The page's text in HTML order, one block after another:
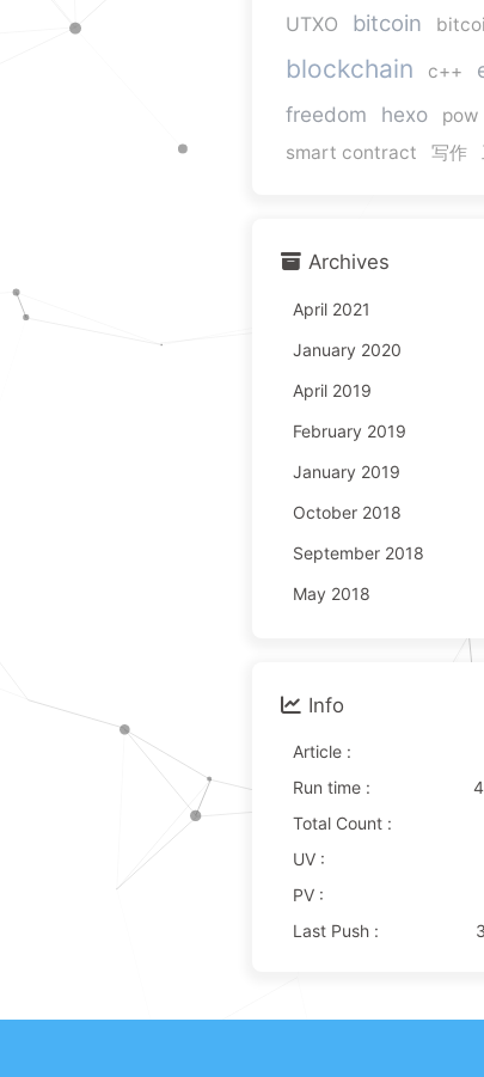
UTXO
bitcoin
blockchain c++
freedom
hexo
pow
smart contract
写作
Archives
April 2021
January 2020
April 2019
February 2019
January 2019
October 2018
September 2018
May 2018
Info
Article :
Run time :
Total Count :
UV :
PV :
Last Push :